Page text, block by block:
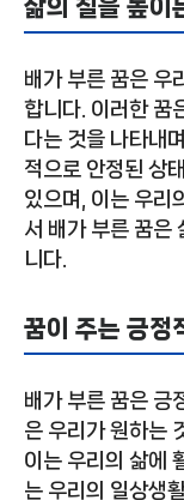
삶의 질을 높이
배가 부른 꿈은 우
합니다. 이러한 꿈
다는 것을 나타내
적으로 안정된 상
있으며, 이는 우리
서 배가 부른 꿈은
니다.
꿈이 주는 긍정
배가 부른 꿈은 긍
은 우리가 원하는
이는 우리의 삶에
는 우리의 일상생